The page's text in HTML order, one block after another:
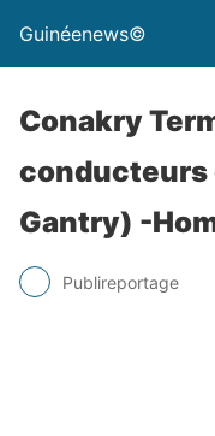
Guinéenews©
Conakry
conducteurs
Gantry) -
Publireportage